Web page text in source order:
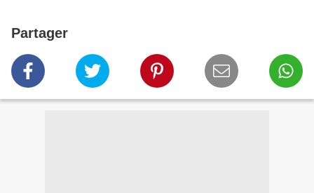
Partager